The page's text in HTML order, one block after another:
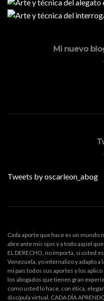
Mi nuevo
Tweets by oscarleon_abog
Cada aporte que hace es un mundo
abre ante mis ojos y a todo aquel
EL DERECHO, no importa, si usted
Venezuela, yo internalizo y adapto a
mi país todos sus aportes y los
los abogados que tienen gran
como usted lo hace, con ética,
discípula virtual. CADA DÍA